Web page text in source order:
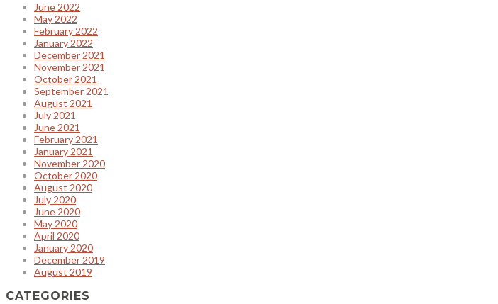
June 2022
May 2022
February 2022
January 2022
December 2021
November 2021
October 2021
September 2021
August 2021
July 2021
June 2021
February 2021
January 2021
November 2020
October 2020
August 2020
July 2020
June 2020
May 2020
April 2020
January 2020
December 2019
August 2019
CATEGORIES